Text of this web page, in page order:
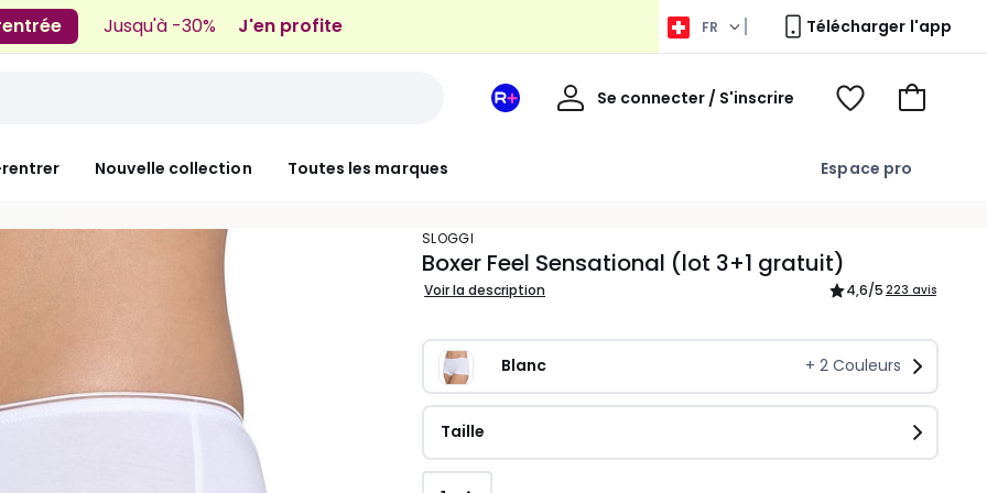
Jusqu'à -30% J'en profite FR Télécharger l'app
Nouvelle collection Toutes les marques Espace pro
Votre
Se connecter / S'inscrire
Bienvenue
Voir
Aller
SLOGGI
Boxer Feel Sensational (lot 3+1 gratuit)
Voir la description 4,6/5 223 avis
Blanc + 2Couleurs
Taille